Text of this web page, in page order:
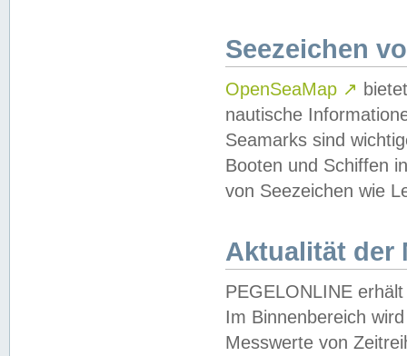
Seezeichen
OpenSeaMap ↗
nautische
Seamarks sind
Booten und Schiffen
von Seezeichen wie
Aktualität der
PEGELONLINE
Im Binnenbereich
Messwerte von